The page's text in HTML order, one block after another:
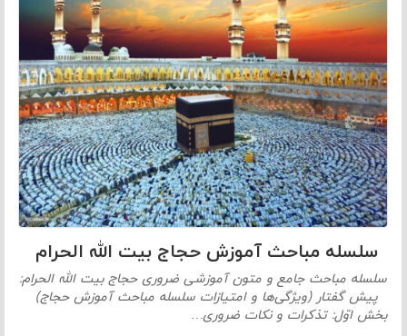
سلسله مباحث آموزش حجاج بیت الله الحرام
سلسله مباحث جامع و متون آموزشی ضروری حجاج بیت الله الحرام:
پیش گفتار (ویژگی‌ها و امتیازات سلسله مباحث آموزش حجاج)
بخش اوّل: تذکرات و نکات ضروری…